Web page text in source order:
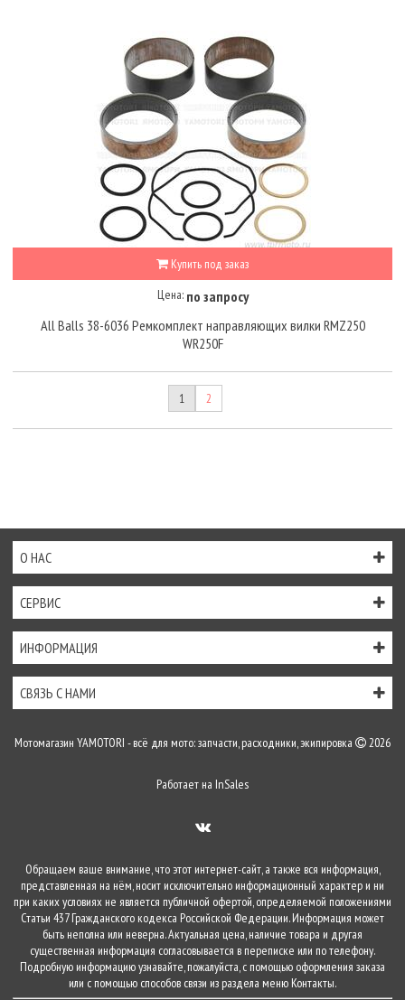
Купить под заказ
Цена: по запросу
All Balls 38-6036 Ремкомплект направляющих вилки RMZ250
WR250F
1 2
О НАС
СЕРВИС
ИНФОРМАЦИЯ
СВЯЗЬ С НАМИ
Мотомагазин YAMOTORI - всё для мото: запчасти, расходники, экипировка 2026
Работает на InSales
Обращаем ваше внимание, что этот интернет-сайт, а также вся информация,
представленная на нём, носит исключительно информационный характер и ни
при каких условиях не является публичной офертой, определяемой положениями
Статьи 437 Гражданского кодекса Российской Федерации. Информация может
быть неполна или неверна. Актуальная цена, наличие товара и другая
существенная информация согласовывается в переписке или по телефону.
Подробную информацию узнавайте, пожалуйста, с помощью оформления заказа
или с помощью способов связи из раздела меню Контакты.